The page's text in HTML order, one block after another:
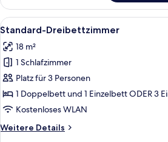
Einzelzimmer,
Stadtblick
Alle
Fotos
für
Standard-
Dreibettzimmer
anzeigen
Ein
5
Standard-Dreibettzimmer
18 m²
1 Schlafzimmer
Platz für 3 Personen
1 Doppelbett und 1 Einzelbett ODER 3
Kostenloses WLAN
Weitere Details
Weitere